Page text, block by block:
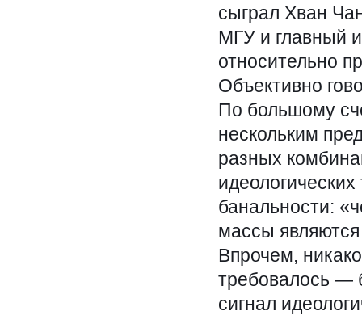
сыграл Хван
МГУ и главный
относительно
Объективно
По большому
нескольким
разных
банальности:
массы
Впрочем,
требовалось —
сигнал